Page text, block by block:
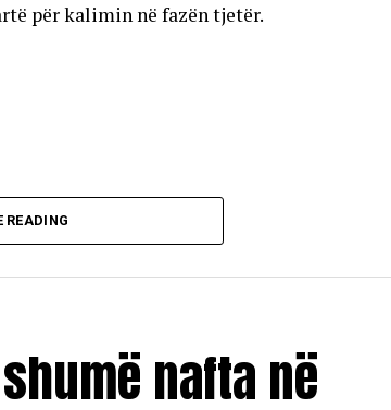
për kalimin në fazën tjetër.
READING
nafta në